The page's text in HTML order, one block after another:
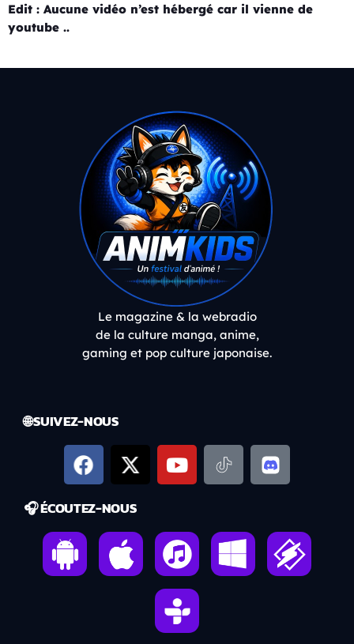
Edit : Aucune vidéo n’est hébergé car il vienne de
youtube ..
Le magazine & la webradio
de la culture manga, anime,
gaming et pop culture japonaise.
🌐 SUIVEZ-NOUS
🎧 ÉCOUTEZ-NOUS